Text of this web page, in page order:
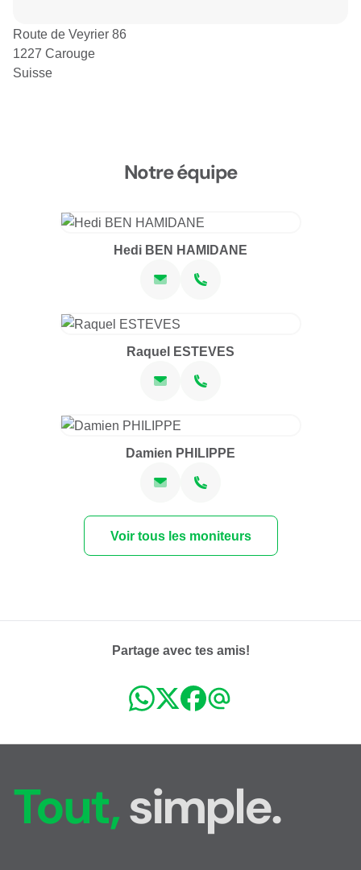
Route de Veyrier 86
1227 Carouge
Suisse
Notre équipe
Hedi BEN HAMIDANE
Raquel ESTEVES
Damien PHILIPPE
Voir tous les moniteurs
Partage avec tes amis!
Tout,simple.